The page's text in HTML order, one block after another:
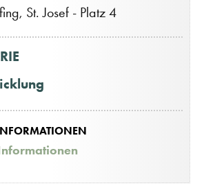
St. Josef - Platz 4